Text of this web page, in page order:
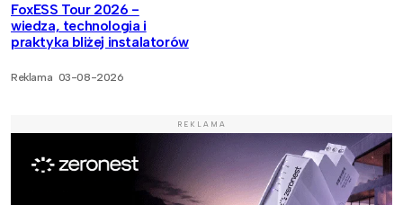
FoxESS Tour 2026 -
wiedza, technologia i
praktyka bliżej instalatorów
Reklama 03-08-2026
REKLAMA